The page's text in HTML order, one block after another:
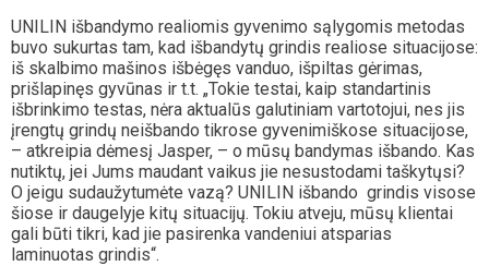
UNILIN išbandymo realiomis gyvenimo sąlygomis metodas
buvo sukurtas tam, kad išbandytų grindis realiose situacijose:
iš skalbimo mašinos išbėgęs vanduo, išpiltas gėrimas,
prišlapinęs gyvūnas ir t.t. „Tokie testai, kaip standartinis
išbrinkimo testas, nėra aktualūs galutiniam vartotojui, nes jis
įrengtų grindų neišbando tikrose gyvenimiškose situacijose,
– atkreipia dėmesį Jasper, – o mūsų bandymas išbando. Kas
nutiktų, jei Jums maudant vaikus jie nesustodami taškytųsi?
O jeigu sudaužytumėte vazą? UNILIN išbando grindis visose
šiose ir daugelyje kitų situacijų. Tokiu atveju, mūsų klientai
gali būti tikri, kad jie pasirenka vandeniui atsparias
laminuotas grindis“.